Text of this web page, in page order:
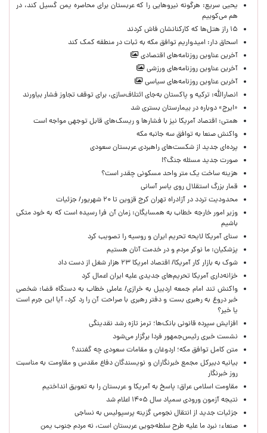
یحیی سریع: هرگونه نیروهایی را که عربستان برای محاصره یمن گسیل کند، در
هم می‌کوبیم
۱۵ راز هتل‌ها که کارکنانشان فاش کردند
اسحاق دار: امیدواریم توافق مکه به ثبات در منطقه کمک کند
آخرین عناوین روزنامه‌های اقتصادی
آخرین عناوین روزنامه‌های ورزشی
آخرین عناوین روزنامه‌های سیاسی
انصارالله: ترکیه و پاکستان به‌جای ائتلاف‌سازی، برای توقف تجاوز فشار بیاورند
«ایرج» دوباره در بیمارستان بستری شد
همتی: اقتصاد آمریکا نیز با فشارها و ریسک‌های قابل توجهی مواجه است
واکنش صنعا به توافق سه جانبه مکه
پرده‌ای جدید از شکست‌های راهبردی عربستان سعودی
صورت جدید مسئله جنگ؟!
هزینه ساخت یک متر واحد مسکونی چقدر است؟
قمار بزرگ استقلال روی یاسر آسانی
محدودیت تردد در آزادراه تهران کرج قزوین تا ۲۰ شهریور/ جزئیات
وزیر امور خارجه خطاب به همسایگان: زمان آن فرا رسیده است که به خود متکی
باشیم
سنای آمریکا لایحه تحریم ایران و روسیه را تصویب کرد
پزشکیان: ما نوکر مردم و در خدمت آنان هستیم
شوک به بازار کار آمریکا/ اقتصاد امریکا ۲۳ هزار شغل از دست داد
خزانه‌داری آمریکا تحریم‌های جدیدی علیه ایران اعمال کرد
واکنش تند امام جمعه اردبیل به خرازی/ عاملی خطاب به دستگاه قضا: شخصی
خبر دروغ به رهبری بست و دفتر رهبری با صراحت آن را رد کرد، آیا این جرم است
یا خیر؟
افزایش سپرده قانونی بانک‌ها؛ ترمز تازه رشد نقدینگی
نشست خبری رئیس‌جمهور فردا برگزار می‌شود
متن کامل توافق مکه؛ اردوغان و مقامات سعودی چه گفتند؟
بیانیه دبیرکل مجمع خبرنگاران و نویسندگان دفاع مقدس و مقاومت به مناسبت
روز خبرنگار
مقاومت اسلامی عراق: پاسخ به آمریکا و عربستان را به تعویق انداختیم
نتیجه آزمون ورودی سمپاد سال ۱۴۰۵ اعلام شد
جزئیات جدید از انتقال نجومی گزینه پرسپولیس به نساجی
صنعاء: نبرد ما علیه طرح سلطه‌جویی عربستان است، نه مردم جنوب یمن